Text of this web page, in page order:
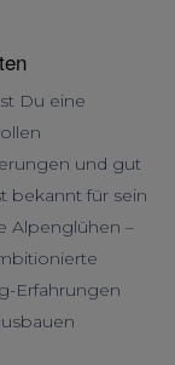
Du eine
und gut
bekannt für sein
Alpenglühen –
Erfahrungen